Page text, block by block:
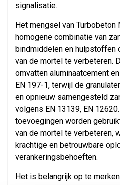
signalisatie.
Het mengsel van Turbobeton
homogene combinatie van
bindmiddelen en hulpstoffen
van de mortel te verbeteren.
omvatten aluminaatcement
EN 197-1, terwijl de
en opnieuw samengesteld
volgens EN 13139, EN
toevoegingen worden
van de mortel te verbeteren,
krachtige en betrouwbare
verankeringsbehoeften.
Het is belangrijk op te